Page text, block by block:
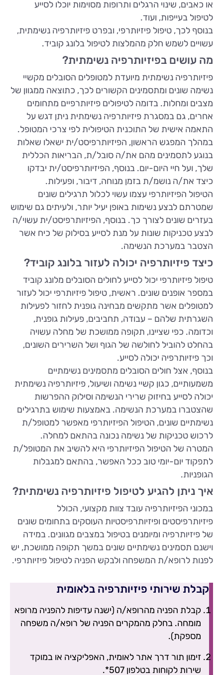
או כאבים, שינוי הרגלים ותרופות מסוימות יוכלו לסייע
לטיפול בעייפות, ועוד.
בנוסף לכך, טיפול פיזיותרפי, ובפרט פיזיותרפיה נשימתית,
עשויים לשמש חלק מהמלצות לטיפול בלונג קוביד.
מה עושים בפיזיותרפיה נשימתית?
פיזיותרפיה נשימתית מיועדת למטופלים הסובלים מקשיי
נשימה שונים ומתסמינים הקשורים לכך, כתוצאה ממגוון של
מצבים ומחלות. בדומה לטיפולים פיזיותרפיים מתחומים
אחרים, גם במסגרת פיזיותרפיה נשימתית ניתן דגש על
התאמה אישית של התוכנית הטיפולית לפי צרכי המטופל.
במהלך המפגש הראשון, הפיזיותרפיסט/ית ישאלו שאלות
בנוגע לתסמינים מהם את/ה סובל/ת, הבריאות הכללית
שלך, ועל חיי היום-יום. בנוסף, הפיזיותרפיסט/ית יבדקו
כיצד את/ה נושמ/ת בזמן מנוחה, דיבור, ופעילות.
הטיפול הפיזיותרפי עצמו עשוי לכלול תרגילים שונים
שמטרתם לבצע נשימות באופן יעיל יותר, ולעיתים גם שימוש
בעזרים שונים לצורך כך. בנוסף, הפיזיותרפיסט/ית עשוי/ה
לבצע טכניקות שונות על מנת לסייע בסילוק של כיח אשר
הצטבר במערכת הנשימה.
כיצד פיזיותרפיה יכולה לעזור בלונג קוביד?
טיפול פיזיותרפי יכול לסייע לחולים הסובלים מלונג קוביד
במספר אופנים שונים. ראשית, טיפול פיזיותרפי יכול לעזור
למטופלים אשר מתקשים מבחינה גופנית לחזור לפעילות
השגרתית שלהם – עבודה, תחביבים, פעילות גופנית,
וכדומה. כפי שציינו, תקופה ממושכת של מחלה עשויה
בהחלט להוביל לחולשה של הגוף ושל השרירים השונים,
וכך פיזיותרפיה יכולה לסייע.
בנוסף, אצל חולים הסובלים מתסמינים נשימתיים
משמעותיים, כגון קשיי נשימה ושיעול, פיזיותרפיה נשימתית
יכולה לסייע בחיזוק שרירי הנשימה וסילוק ההפרשות
שהצטברו במערכת הנשימה. באמצעות שימוש בתרגילים
נשימתיים שונים, הטיפול הפיזיותרפי מאפשר למטופל/ת
לרכוש טכניקות של נשימה נכונה בהתאם למחלה.
המטרה של הטיפול הפיזיותרפי היא להשיב את המטופל/ת
לתפקוד יום-יומי טוב ככל האפשר, בהתאם למגבלות
הגופניות.
איך ניתן להגיע לטיפול פיזיותרפיה נשימתית?
במכוני הפיזיותרפיה עובד צוות מקצועי, הכולל
פיזיותרפיסטים ופיזיותרפיסטיות העוסקים בתחומים שונים
של פיזיותרפיה ומיומנים בטיפול במצבים מגוונים. במידה
וישנם תסמינים נשימתיים שונים במשך תקופה ממושכת, יש
לפנות לרופא/ת המשפחה ולבקש הפניה לטיפול פיזיותרפי.
קבלת שירותי פיזיותרפיה בלאומית
קבלת הפניה מהרופא/ה (ישנה עדיפות להפניה מרופא
מומחה. בחלק מהמקרים הפניה של רופא/ה משפחה
מספקת).
זימון תור דרך אתר לאומית, האפליקציה או במוקד
שירות לקוחות בטלפון 507*.